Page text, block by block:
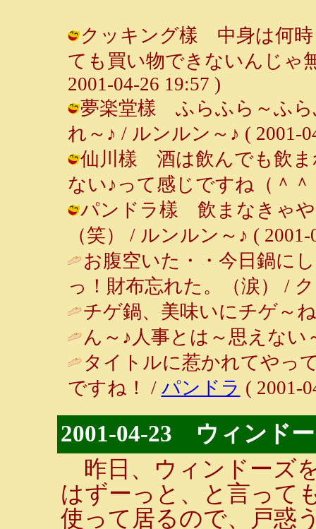
クッキング樣 中身は何時
ても買い物できないんじゃ
2001-04-26 19:57 )
夢楽堂樣 ふらふら～ふ
れ～♪ / ルンルン～♪ ( 2001-
仙川樣 酒は飲んでも飲ま
ない♪って感じですね（＾＾
パンドラ樣 飲まなきゃ
（笑） / ルンルン～♪ ( 2001-
お腹空いた・・今日鍋に
っ！財布忘れた。（涙） /
チゲ鍋、美味いにチゲ～
ん～♪人事とは～思えない
タイトルに惹かれてやっ
ですね！ / パンドラ ( 2001-
2001-04-23 ウィンド
昨日、ウィンドーズ
はずーっと、と言って
使って居るので、戸惑